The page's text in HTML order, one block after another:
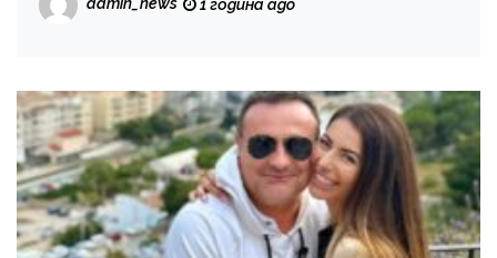
1 година ago